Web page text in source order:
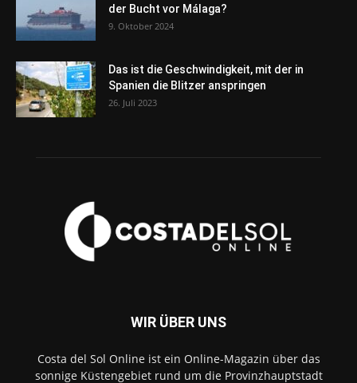
der Bucht vor Málaga?
9. Oktober 2024
Das ist die Geschwindigkeit, mit der in
Spanien die Blitzer anspringen
26. Juli 2023
WIR ÜBER UNS
Costa del Sol Online ist ein Online-Magazin über das
sonnige Küstengebiet rund um die Provinzhauptstadt